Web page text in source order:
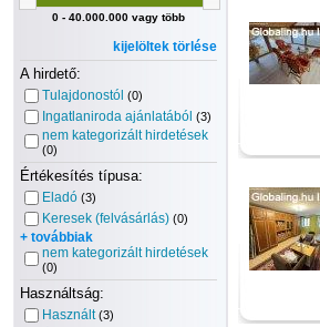
0 - 40.000.000 vagy több
kijelöltek törlése
A hirdető:
Tulajdonostól (0)
Ingatlaniroda ajánlatából (3)
nem kategorizált hirdetések
(0)
Értékesítés típusa:
Eladó (3)
Keresek (felvásárlás) (0)
+ továbbiak
nem kategorizált hirdetések
(0)
Használtság:
Használt (3)